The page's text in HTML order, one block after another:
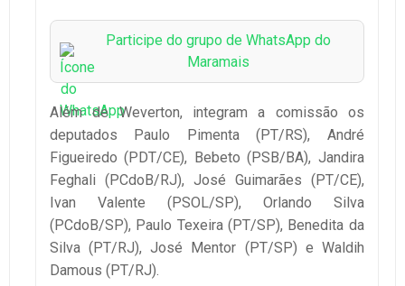
Participe do grupo de WhatsApp do
Maramais
Além de Weverton, integram a comissão os
deputados Paulo Pimenta (PT/RS), André
Figueiredo (PDT/CE), Bebeto (PSB/BA), Jandira
Feghali (PCdoB/RJ), José Guimarães (PT/CE),
Ivan Valente (PSOL/SP), Orlando Silva
(PCdoB/SP), Paulo Texeira (PT/SP), Benedita da
Silva (PT/RJ), José Mentor (PT/SP) e Waldih
Damous (PT/RJ).